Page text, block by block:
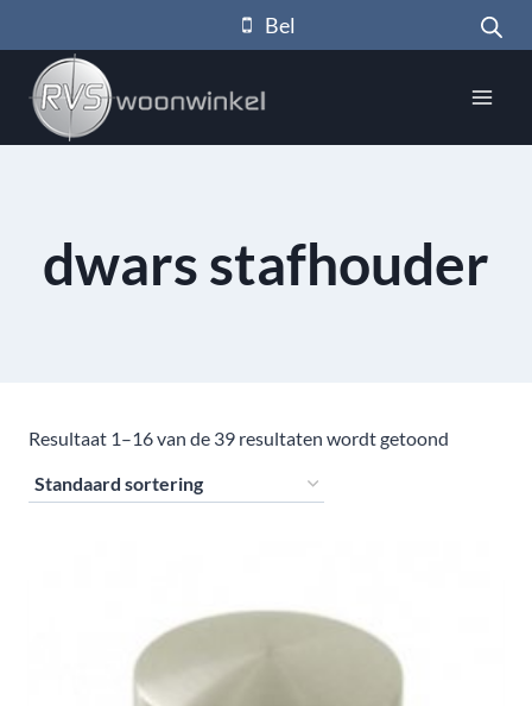
naar
inhoud
Bel
dwars stafhouder
Resultaat 1–16 van de 39 resultaten wordt getoond